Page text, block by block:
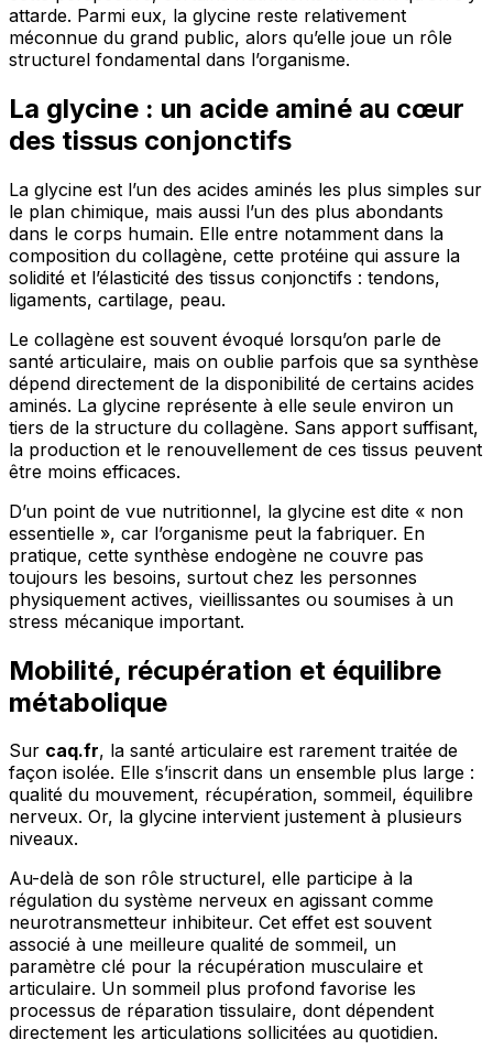
attarde. Parmi eux, la glycine reste relativement
méconnue du grand public, alors qu’elle joue un rôle
structurel fondamental dans l’organisme.
La glycine : un acide aminé au cœur
des tissus conjonctifs
La glycine est l’un des acides aminés les plus simples sur
le plan chimique, mais aussi l’un des plus abondants
dans le corps humain. Elle entre notamment dans la
composition du collagène, cette protéine qui assure la
solidité et l’élasticité des tissus conjonctifs : tendons,
ligaments, cartilage, peau.
Le collagène est souvent évoqué lorsqu’on parle de
santé articulaire, mais on oublie parfois que sa synthèse
dépend directement de la disponibilité de certains acides
aminés. La glycine représente à elle seule environ un
tiers de la structure du collagène. Sans apport suffisant,
la production et le renouvellement de ces tissus peuvent
être moins efficaces.
D’un point de vue nutritionnel, la glycine est dite « non
essentielle », car l’organisme peut la fabriquer. En
pratique, cette synthèse endogène ne couvre pas
toujours les besoins, surtout chez les personnes
physiquement actives, vieillissantes ou soumises à un
stress mécanique important.
Mobilité, récupération et équilibre
métabolique
Sur caq.fr, la santé articulaire est rarement traitée de
façon isolée. Elle s’inscrit dans un ensemble plus large :
qualité du mouvement, récupération, sommeil, équilibre
nerveux. Or, la glycine intervient justement à plusieurs
niveaux.
Au-delà de son rôle structurel, elle participe à la
régulation du système nerveux en agissant comme
neurotransmetteur inhibiteur. Cet effet est souvent
associé à une meilleure qualité de sommeil, un
paramètre clé pour la récupération musculaire et
articulaire. Un sommeil plus profond favorise les
processus de réparation tissulaire, dont dépendent
directement les articulations sollicitées au quotidien.